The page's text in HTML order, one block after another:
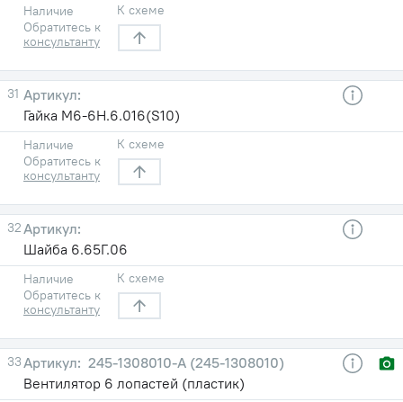
Наличие
Обратитесь к
консультанту
К схеме
31
Гайка М6-6Н.6.016(S10)
Наличие
Обратитесь к
консультанту
К схеме
32
Шайба 6.65Г.06
Наличие
Обратитесь к
консультанту
К схеме
33
245-1308010-А (245-1308010)
Вентилятор 6 лопастей (пластик)